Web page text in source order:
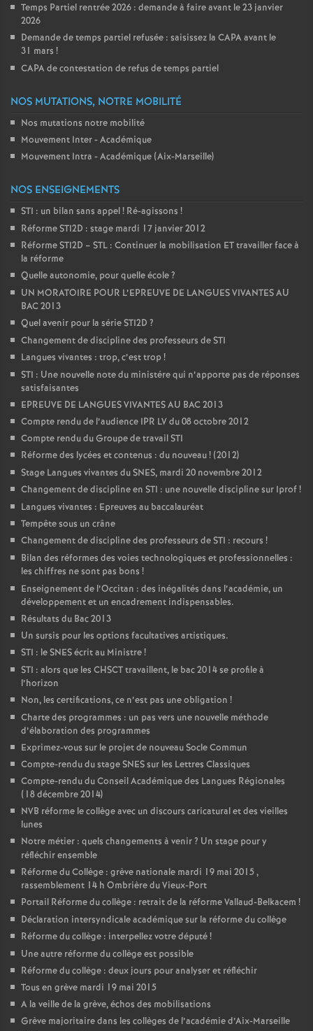
Temps Partiel rentrée 2026 : demande à faire avant le 23 janvier
2026
Demande de temps partiel refusée : saisissez la CAPA avant le
31 mars !
CAPA de contestation de refus de temps partiel
NOS MUTATIONS, NOTRE MOBILITÉ
Nos mutations notre mobilité
Mouvement Inter - Académique
Mouvement Intra - Académique (Aix-Marseille)
NOS ENSEIGNEMENTS
STI : un bilan sans appel! Ré-agissons !
Réforme STI2D : stage mardi 17 janvier 2012
Réforme STI2D – STL : Continuer la mobilisation ET travailler face à
la réforme
Quelle autonomie, pour quelle école?
UN MORATOIRE POUR L’EPREUVE DE LANGUES VIVANTES AU
BAC 2013
Quel avenir pour la série STI2D ?
Changement de discipline des professeurs de STI
Langues vivantes : trop, c’est trop!
STI : Une nouvelle note du ministére qui n’apporte pas de réponses
satisfaisantes
EPREUVE DE LANGUES VIVANTES AU BAC 2013
Compte rendu de l’audience IPR LV du 08 octobre 2012
Compte rendu du Groupe de travail STI
Réforme des lycées et contenus : du nouveau! (2012)
Stage Langues vivantes du SNES, mardi 20 novembre 2012
Changement de discipline en STI : une nouvelle discipline sur Iprof!
Langues vivantes : Epreuves au baccalauréat
Tempête sous un crâne
Changement de discipline des professeurs de STI : recours !
Bilan des réformes des voies technologiques et professionnelles :
les chiffres ne sont pas bons !
Enseignement de l’Occitan : des inégalités dans l’académie, un
développement et un encadrement indispensables.
Résultats du Bac 2013
Un sursis pour les options facultatives artistiques.
STI : le SNES écrit au Ministre!
STI : alors que les CHSCT travaillent, le bac 2014 se profile à
l’horizon
Non, les certifications, ce n’est pas une obligation !
Charte des programmes : un pas vers une nouvelle méthode
d’élaboration des programmes
Exprimez-vous sur le projet de nouveau Socle Commun
Compte-rendu du stage SNES sur les Lettres Classiques
Compte-rendu du Conseil Académique des Langues Régionales
(18 décembre 2014)
NVB réforme le collège avec un discours caricatural et des vieilles
lunes
Notre métier : quels changements à venir? Un stage pour y
réfléchir ensemble
Réforme du Collège : grève nationale mardi 19 mai 2015 ,
rassemblement 14 h Ombrière du Vieux-Port
Portail Réforme du collège : retrait de la réforme Vallaud-Belkacem !
Déclaration intersyndicale académique sur la réforme du collège
Réforme du collège : interpellez votre député!
Une autre réforme du collège est possible
Réforme du collège : deux jours pour analyser et réfléchir
Tous en grève mardi 19 mai 2015
A la veille de la grève, échos des mobilisations
Grève majoritaire dans les collèges de l’académie d’Aix-Marseille